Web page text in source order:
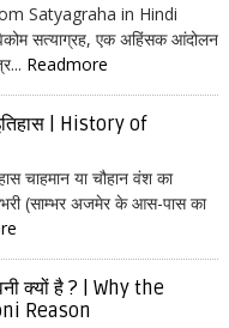
Satyagraha in Hindi
सत्याग्रह, एक अहिंसक आंदोलन
Readmore
| History of
चाहमान या चौहान वंश का
(साम्भर अजमेर के आस-पास का
क्यों है ? | Why the
Reason